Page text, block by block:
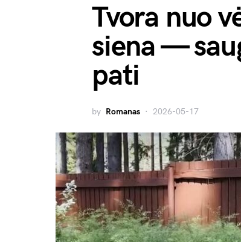
Tvora nuo
siena —
pati
by Romanas 2026-05-17